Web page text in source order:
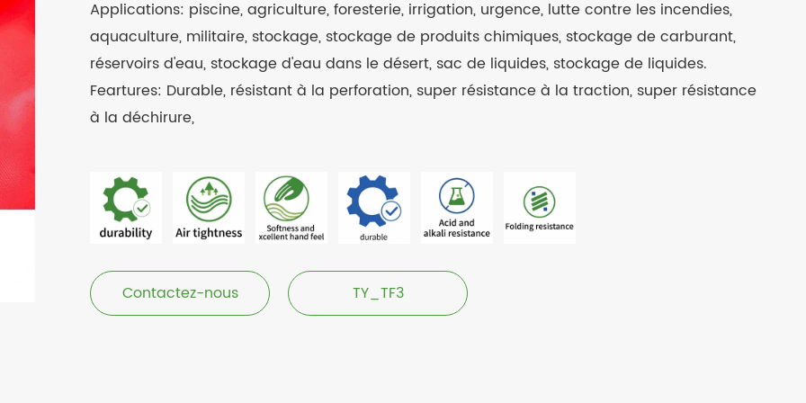
Applications: piscine, agriculture, foresterie, irrigation, urgence, lutte contre les incendies,
aquaculture, militaire, stockage, stockage de produits chimiques, stockage de carburant,
réservoirs d'eau, stockage d'eau dans le désert, sac de liquides, stockage de liquides.
Feartures: Durable, résistant à la perforation, super résistance à la traction, super résistance
à la déchirure,
Contactez-nous TY_TF3